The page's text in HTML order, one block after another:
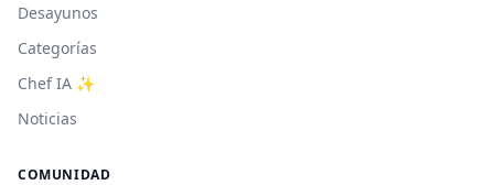
Desayunos
Categorías
Chef IA ✨
Noticias
COMUNIDAD